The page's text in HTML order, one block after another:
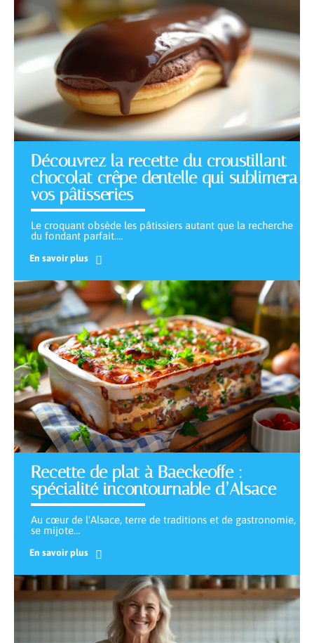
Découvrez la recette du croustillant
chocolat crêpe dentelle qui sublimera
vos pâtisseries
Le croquant obsède les pâtissiers autant que la recherche
du fondant parfait.…
En savoir plus
Recette de plat à Baeckeoffe :
spécialité incontournable d’Alsace
Au cœur de l'Alsace, terre de traditions et de gastronomie,
se mijote…
En savoir plus